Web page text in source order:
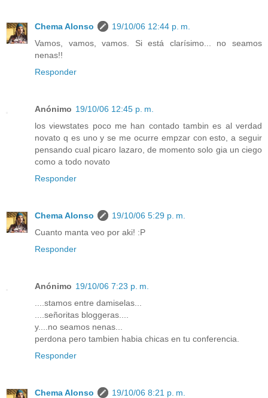
Chema Alonso
19/10/06 12:44 p. m.
Vamos, vamos, vamos. Si está clarísimo... no seamos
nenas!!
Responder
Anónimo 19/10/06 12:45 p. m.
los viewstates poco me han contado tambin es al verdad
novato q es uno y se me ocurre empzar con esto, a seguir
pensando cual picaro lazaro, de momento solo gia un ciego
como a todo novato
Responder
Chema Alonso
19/10/06 5:29 p. m.
Cuanto manta veo por aki! :P
Responder
Anónimo 19/10/06 7:23 p. m.
....stamos entre damiselas...
....señoritas bloggeras....
y....no seamos nenas...
perdona pero tambien habia chicas en tu conferencia.
Responder
Chema Alonso
19/10/06 8:21 p. m.